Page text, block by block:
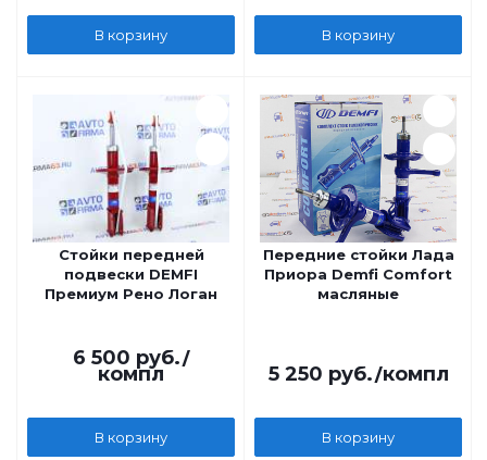
В корзину В корзину
Стойки передней
подвески DEMFI
Премиум Рено Логан
6 500 руб./
компл
В корзину
Передние стойки Лада
Приора Demfi Comfort
масляные
5 250 руб./компл
В корзину